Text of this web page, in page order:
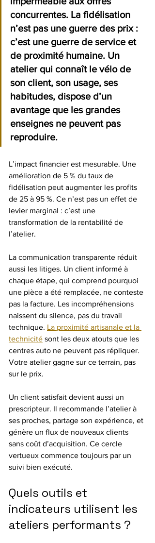
concurrentes. La fidélisation
n’est pas une guerre des prix :
c’est une guerre de service et
de proximité humaine. Un
atelier qui connaît le vélo de
son client, son usage, ses
habitudes, dispose d’un
avantage que les grandes
enseignes ne peuvent pas
reproduire.
L’impact financier est mesurable. Une
amélioration de 5 % du taux de
fidélisation peut augmenter les profits
de 25 à 95 %. Ce n’est pas un effet de
levier marginal : c’est une
transformation de la rentabilité de
l’atelier.
La communication transparente réduit
aussi les litiges. Un client informé à
chaque étape, qui comprend pourquoi
une pièce a été remplacée, ne conteste
pas la facture. Les incompréhensions
naissent du silence, pas du travail
technique. La proximité artisanale et la
technicité sont les deux atouts que les
centres auto ne peuvent pas répliquer.
Votre atelier gagne sur ce terrain, pas
sur le prix.
Un client satisfait devient aussi un
prescripteur. Il recommande l’atelier à
ses proches, partage son expérience, et
génère un flux de nouveaux clients
sans coût d’acquisition. Ce cercle
vertueux commence toujours par un
suivi bien exécuté.
Quels outils et
indicateurs utilisent les
ateliers performants ?